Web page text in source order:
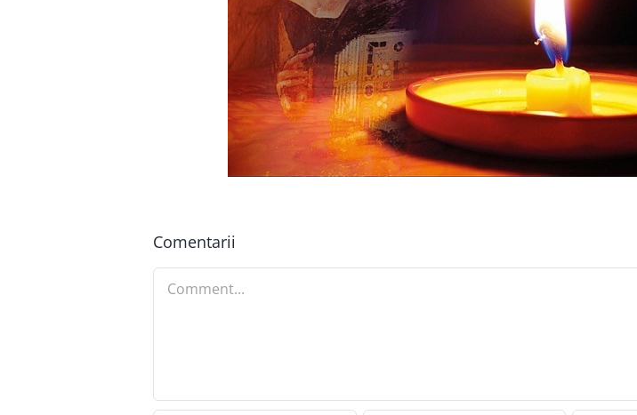
Comentarii
Comment